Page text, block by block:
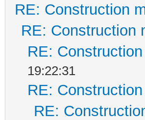
RE: Construction
RE: Construction
RE:
19:22:31
RE:
RE: